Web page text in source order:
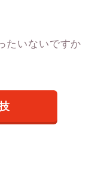
たいないですか